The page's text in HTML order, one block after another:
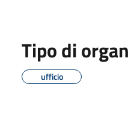
Tipo di
ufficio